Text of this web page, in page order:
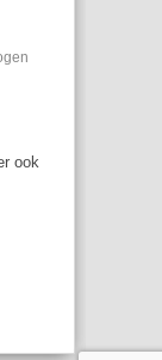
ook